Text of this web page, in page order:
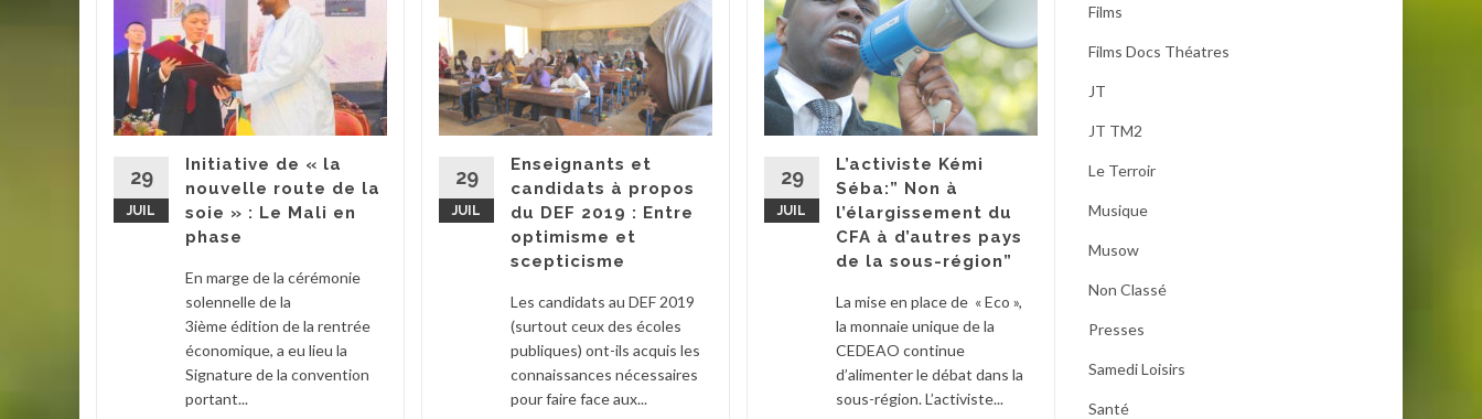
29
JUIL
Initiative de « la
nouvelle route de la
soie » : Le Mali en
phase
En marge de la cérémonie
solennelle de la
3ième édition de la rentrée
économique, a eu lieu la
Signature de la convention
portant...
29
JUIL
Enseignants et
candidats à propos
du DEF 2019 : Entre
optimisme et
scepticisme
Les candidats au DEF 2019
(surtout ceux des écoles
publiques) ont-ils acquis les
connaissances nécessaires
pour faire face aux...
29
JUIL
L’activiste Kémi
Séba:” Non à
l’élargissement du
CFA à d’autres pays
de la sous-région”
La mise en place de « Eco »,
la monnaie unique de la
CEDEAO continue
d’alimenter le débat dans la
sous-région. L’activiste...
29
JUIL
périmètre de la
Films
Films Docs Théatres
JT
JT TM2
Le Terroir
Musique
Musow
Non Classé
Presses
Samedi Loisirs
Santé